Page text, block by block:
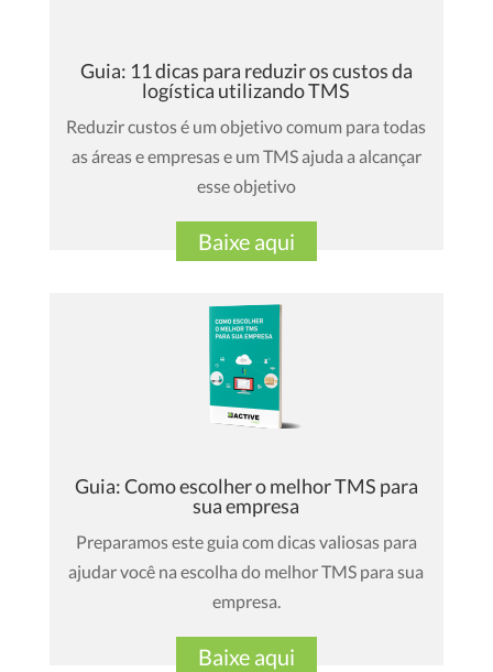
Guia: 11 dicas para reduzir os custos da
logística utilizando TMS
Reduzir custos é um objetivo comum para todas
as áreas e empresas e um TMS ajuda a alcançar
esse objetivo
Baixe aqui
Guia: Como escolher o melhor TMS para
sua empresa
Preparamos este guia com dicas valiosas para
ajudar você na escolha do melhor TMS para sua
empresa.
Baixe aqui